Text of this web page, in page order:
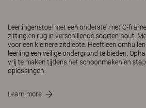
Leerlingenstoel met een onderstel met C-
zitting en rug in verschillende soorten hout.
voor een kleinere zitdiepte. Heeft een
leerling een veilige ondergrond te bieden.
vrij te maken tijdens het schoonmaken en
oplossingen.
Learn more